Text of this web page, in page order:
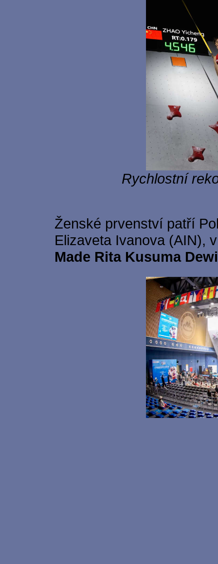
Rychlostní
Ženské prvenství patří
Elizaveta Ivanova (AIN),
Made Rita Kusuma Dewi